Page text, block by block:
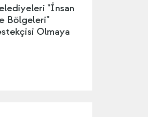
"İnsan
Bölgeleri"
Olmaya